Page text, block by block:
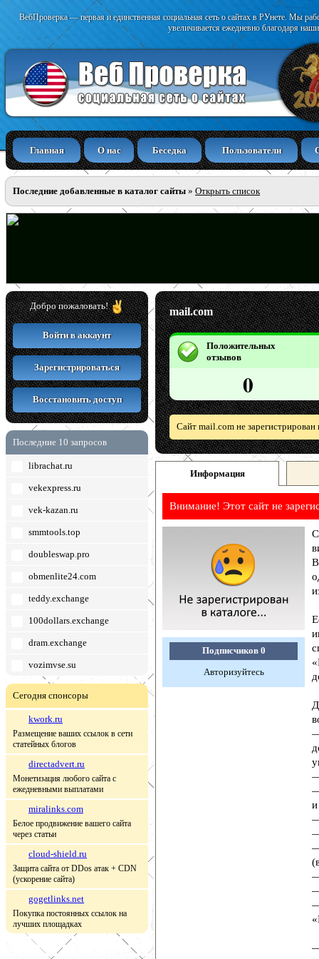
ВебПроверка — первая и единственная социальная сеть о сайтах в РУнете. Мы
увеличивается ежедневно благодаря
Главная О нас Беседка Пользователи
Последние добавленные в каталог сайты » Открыть список
Добро пожаловать!
Войти в аккаунт
Зарегистрироваться
Восстановить доступ
Последние 10 запросов
librachat.ru
vekexpress.ru
vek-kazan.ru
smmtools.top
doubleswap.pro
obmenlite24.com
teddy.exchange
100dollars.exchange
dram.exchange
vozimvse.su
Сегодня спонсоры
kwork.ru
Размещение ваших ссылок в сети
статейных блогов
directadvert.ru
Монетизация любого сайта с
ежедневными выплатами
miralinks.com
Белое продвижение вашего сайта
через статьи
cloud-shield.ru
Защита сайта от DDos атак + CDN
(ускорение сайта)
gogetlinks.net
Покупка постоянных ссылок на
лучших площадках
mail.com
Положительных
отзывов
0
Сайт mail.com не
Информация
Внимание! Этот сайт не
Подписчиков 0
Авторизуйтесь